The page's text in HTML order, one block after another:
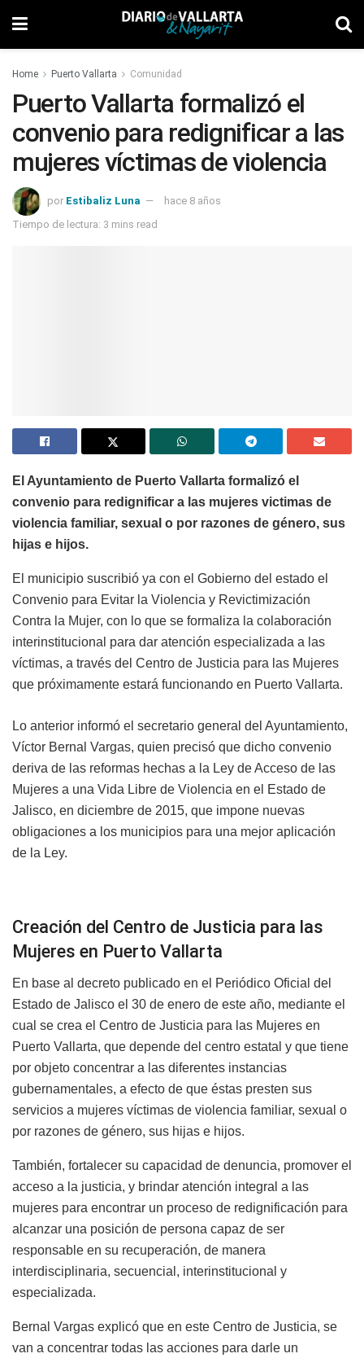
Home Puerto Vallarta Comunidad
Puerto Vallarta formalizó el
convenio para redignificar a las
mujeres víctimas de violencia
por Estibaliz Luna
hace 8 años
Tiempo de lectura: 3 mins read
El Ayuntamiento de Puerto Vallarta formalizó el
convenio para redignificar a las mujeres victimas de
violencia familiar, sexual o por razones de género, sus
hijas e hijos.
El municipio suscribió ya con el Gobierno del estado el
Convenio para Evitar la Violencia y Revictimización
Contra la Mujer, con lo que se formaliza la colaboración
interinstitucional para dar atención especializada a las
víctimas, a través del Centro de Justicia para las Mujeres
que próximamente estará funcionando en Puerto Vallarta.
Lo anterior informó el secretario general del Ayuntamiento,
Víctor Bernal Vargas, quien precisó que dicho convenio
deriva de las reformas hechas a la Ley de Acceso de las
Mujeres a una Vida Libre de Violencia en el Estado de
Jalisco, en diciembre de 2015, que impone nuevas
obligaciones a los municipios para una mejor aplicación
de la Ley.
Creación del Centro de Justicia para las
Mujeres en Puerto Vallarta
En base al decreto publicado en el Periódico Oficial del
Estado de Jalisco el 30 de enero de este año, mediante el
cual se crea el Centro de Justicia para las Mujeres en
Puerto Vallarta, que depende del centro estatal y que tiene
por objeto concentrar a las diferentes instancias
gubernamentales, a efecto de que éstas presten sus
servicios a mujeres víctimas de violencia familiar, sexual o
por razones de género, sus hijas e hijos.
También, fortalecer su capacidad de denuncia, promover el
acceso a la justicia, y brindar atención integral a las
mujeres para encontrar un proceso de redignificación para
alcanzar una posición de persona capaz de ser
responsable en su recuperación, de manera
interdisciplinaria, secuencial, interinstitucional y
especializada.
Bernal Vargas explicó que en este Centro de Justicia, se
van a concentrar todas las acciones para darle un